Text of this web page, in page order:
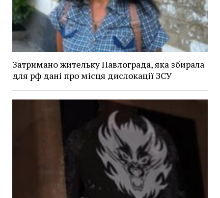
Затримано жительку Павлограда, яка збирала
для рф дані про місця дислокації ЗСУ